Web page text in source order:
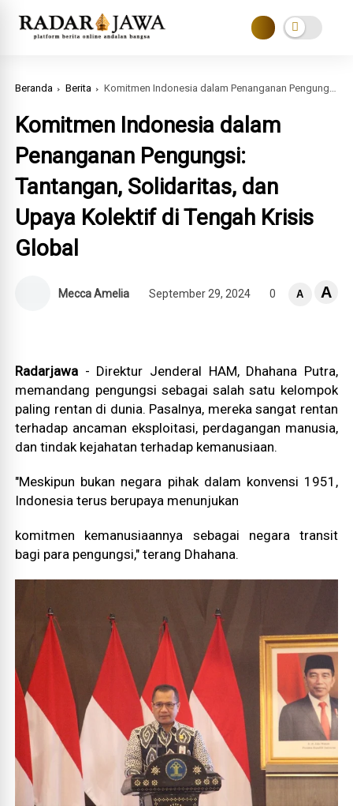
Beranda Berita Komitmen Indonesia dalam Penanganan Pengungsi: Tantangan, Solidaritas, dan Upaya Kolektif di Tengah Krisis Global
Komitmen Indonesia dalam
Penanganan Pengungsi:
Tantangan, Solidaritas, dan
Upaya Kolektif di Tengah Krisis
Global
Mecca Amelia September 29, 2024 0 A A
Radarjawa - Direktur Jenderal HAM, Dhahana Putra,
memandang pengungsi sebagai salah satu kelompok
paling rentan di dunia. Pasalnya, mereka sangat rentan
terhadap ancaman eksploitasi, perdagangan manusia,
dan tindak kejahatan terhadap kemanusiaan.
"Meskipun bukan negara pihak dalam konvensi 1951,
Indonesia terus berupaya menunjukan
komitmen kemanusiaannya sebagai negara transit
bagi para pengungsi," terang Dhahana.